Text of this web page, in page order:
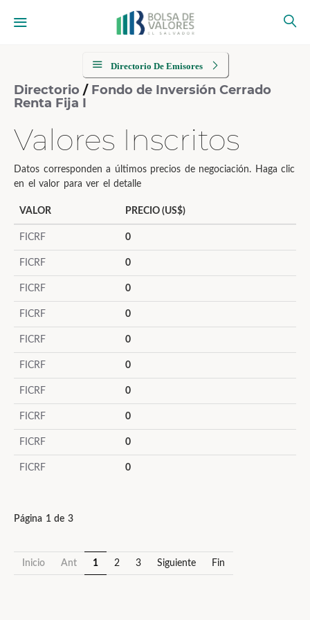
Directorio De Emisores
Directorio / Fondo de Inversión Cerrado
Renta Fija I
Valores Inscritos
Datos corresponden a últimos precios de negociación. Haga clic
en el valor para ver el detalle
VALOR PRECIO (US$)
FICRF 0
FICRF 0
FICRF 0
FICRF 0
FICRF 0
FICRF 0
FICRF 0
FICRF 0
FICRF 0
FICRF 0
Página 1 de 3
Inicio Ant 1 2 3 Siguiente Fin